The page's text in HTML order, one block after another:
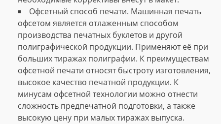
Офсетный способ печати. Машинная печать
офсетом является отлаженным способом
производства печатных буклетов и другой
полиграфической продукции. Применяют её при
больших тиражах полиграфии. К преимуществам
офсетной печати относят быстроту изготовления,
высокое качество печатной продукции. К
минусам офсетной технологии можно отнести
сложность предпечатной подготовки, а также
высокую цену при малых тиражах выпуска.